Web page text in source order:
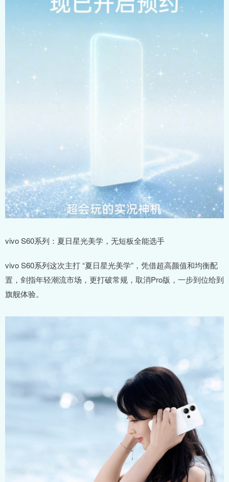
vivo S60系列：夏日星光美学，无短板全能选手
vivo S60系列这次主打 “夏日星光美学”，凭借超高颜值和均衡配
置，剑指年轻潮流市场，更打破常规，取消Pro版，一步到位给到
旗舰体验。